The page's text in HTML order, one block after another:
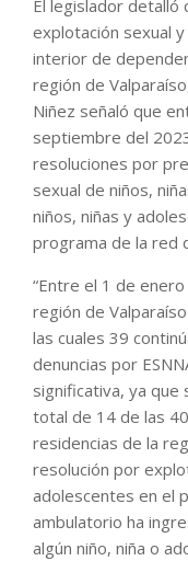
El legislador detalló
explotación sexual
interior de
región de
Niñez señaló que
septiembre del
resoluciones por
sexual de niños,
niños, niñas y
programa de la red
“Entre el 1 de
región de
las cuales 39
denuncias por
significativa, ya que
total de 14 de las
residencias de la
resolución por
adolescentes en el
ambulatorio ha
algún niño, niña o